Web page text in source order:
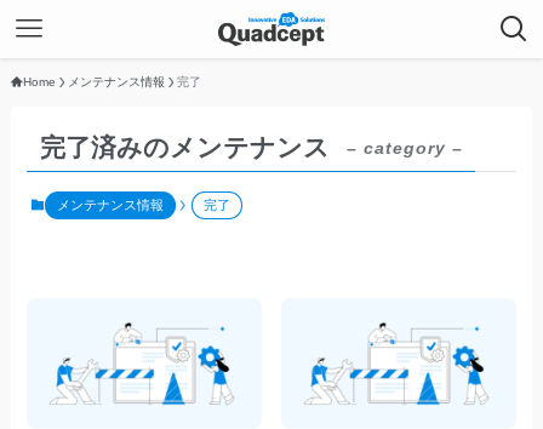
Home メンテナンス情報 完了
完了済みのメンテナンス – category –
メンテナンス情報 完了